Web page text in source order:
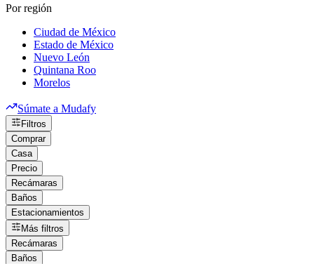
Por región
Ciudad de México
Estado de México
Nuevo León
Quintana Roo
Morelos
Súmate a Mudafy
Filtros
Comprar
Casa
Precio
Recámaras
Baños
Estacionamientos
Más filtros
Recámaras
Baños